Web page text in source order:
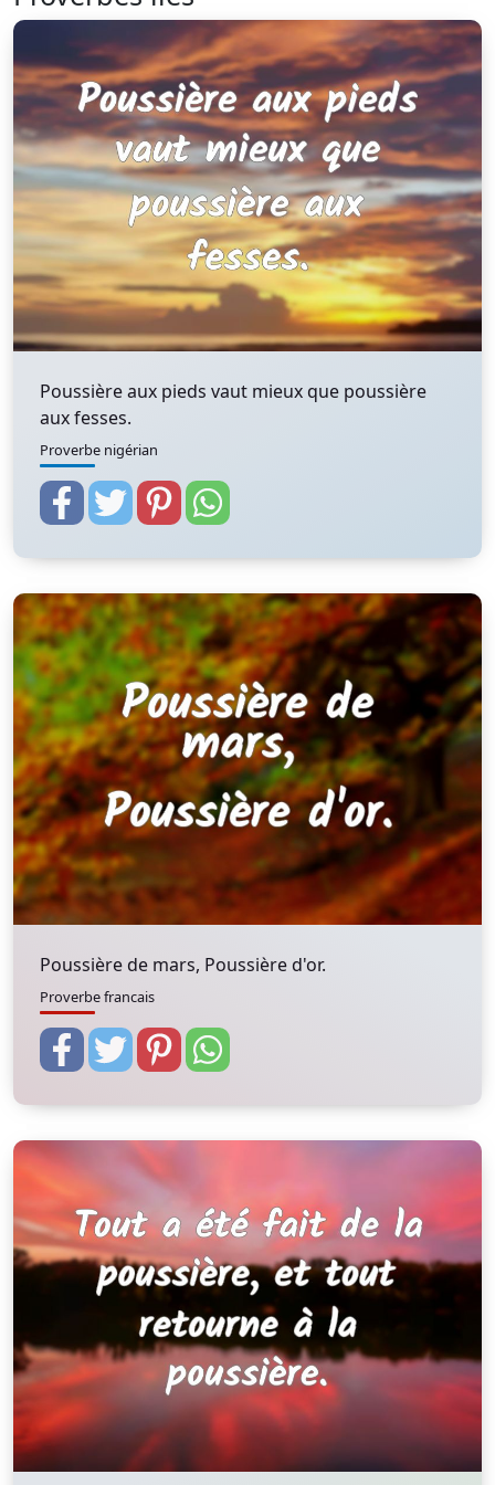
Poussière aux pieds vaut mieux que poussière
aux fesses.
Proverbe nigérian
Poussière de mars, Poussière d'or.
Proverbe francais